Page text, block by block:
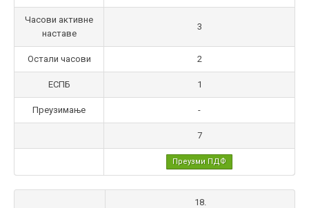
Часови активне
наставе
3
Остали часови 2
ЕСПБ 1
Преузимање -
7
Преузми ПДФ
18.